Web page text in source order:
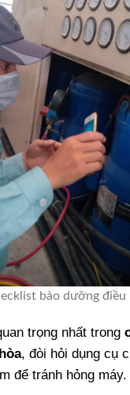
bảo dưỡng điều
trọng nhất trong
, đòi hỏi dụng cụ
để tránh hỏng máy.